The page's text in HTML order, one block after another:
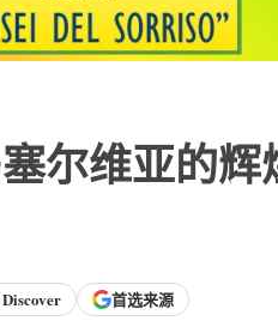
尔维亚的辉
Discover 首选来源